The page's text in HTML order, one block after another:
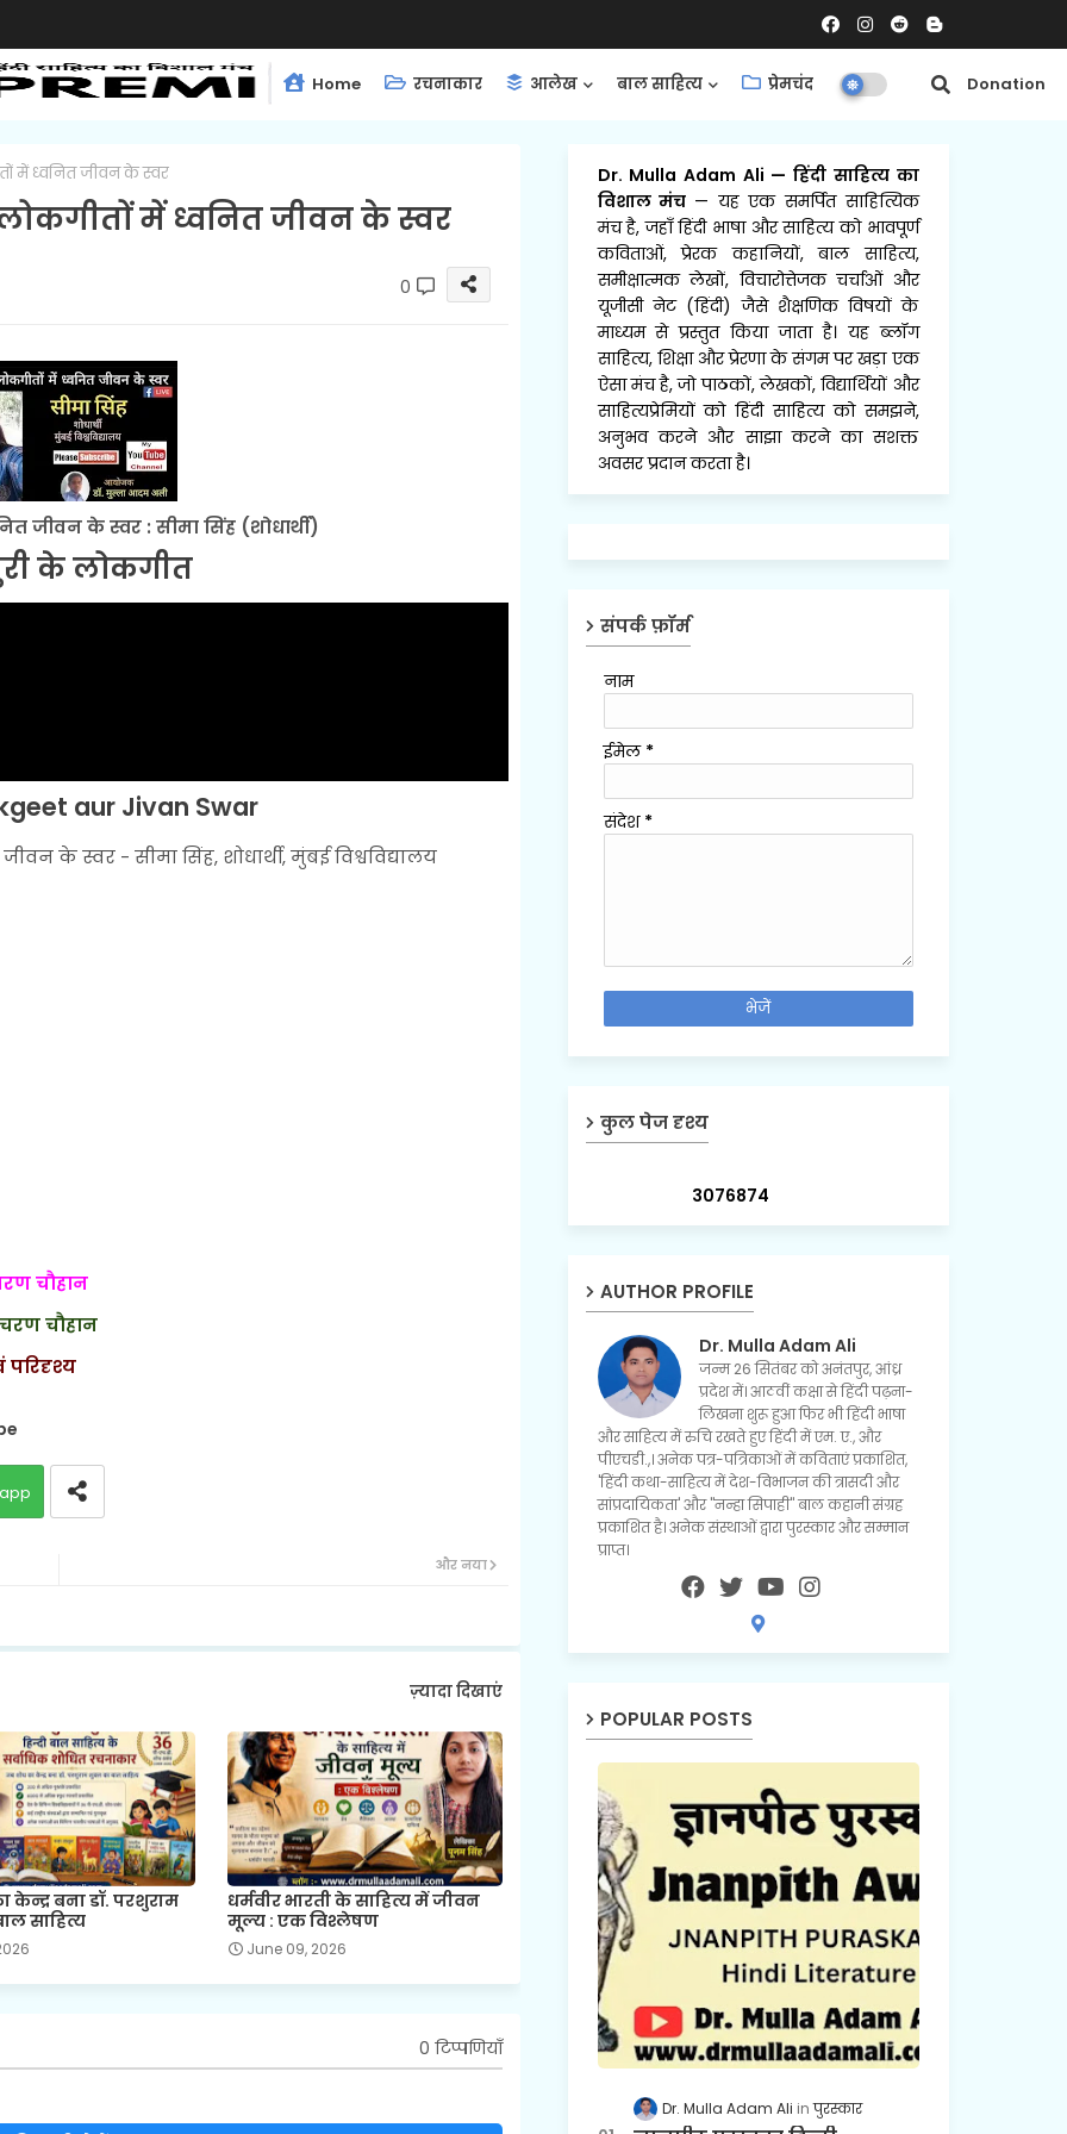
Home रचनाकार आलेख बाल साहित्य प्रेमचंद समीक्षाएँ Donation
में ध्वनित जीवन के स्वर
में ध्वनित जीवन के स्वर
0
जीवन के स्वर : सीमा सिंह (शोधार्थी)
के लोकगीत
aur Jivan Swar
के स्वर - सीमा सिंह, शोधार्थी, मुंबई विश्वविद्यालय
चौहान
चौहान
और नया
ज़्यादा दिखाएं
केन्द्र बना डॉ. परशुराम
साहित्य
धर्मवीर भारती के साहित्य में जीवन
मूल्य : एक विश्लेषण
June 09, 2026
0 टिप्पणियाँ
Dr. Mulla Adam Ali —हिंदी साहित्य का
विशाल मंच — यह एक समर्पित साहित्यिक
मंच है, जहाँ हिंदी भाषा और साहित्य को भावपूर्ण
कविताओं, प्रेरक कहानियों, बाल साहित्य,
समीक्षात्मक लेखों, विचारोत्तेजक चर्चाओं और
यूजीसी नेट (हिंदी) जैसे शैक्षणिक विषयों के
माध्यम से प्रस्तुत किया जाता है। यह ब्लॉग
साहित्य, शिक्षा और प्रेरणा के संगम पर खड़ा एक
ऐसा मंच है, जो पाठकों, लेखकों, विद्यार्थियों और
साहित्यप्रेमियों को हिंदी साहित्य को समझने,
अनुभव करने और साझा करने का सशक्त
अवसर प्रदान करता है।
संपर्क फ़ॉर्म
नाम
ईमेल *
संदेश *
कुल पेज दृश्य
3076874
AUTHOR PROFILE
Dr. Mulla Adam Ali
जन्म 26 सितंबर को अनंतपुर, आंध्र
प्रदेश में। आठवीं कक्षा से हिंदी पढ़ना-
लिखना शुरू हुआ फिर भी हिंदी भाषा
और साहित्य में रुचि रखते हुए हिंदी में एम. ए., और
पीएचडी.,। अनेक पत्र-पत्रिकाओं में कविताएं प्रकाशित,
'हिंदी कथा-साहित्य में देश-विभाजन की त्रासदी और
सांप्रदायिकता' और "नन्हा सिपाही" बाल कहानी संग्रह
प्रकाशित है। अनेक संस्थाओं द्वारा पुरस्कार और सम्मान
प्राप्त।
POPULAR POSTS
Dr. Mulla Adam Ali पुरस्कार